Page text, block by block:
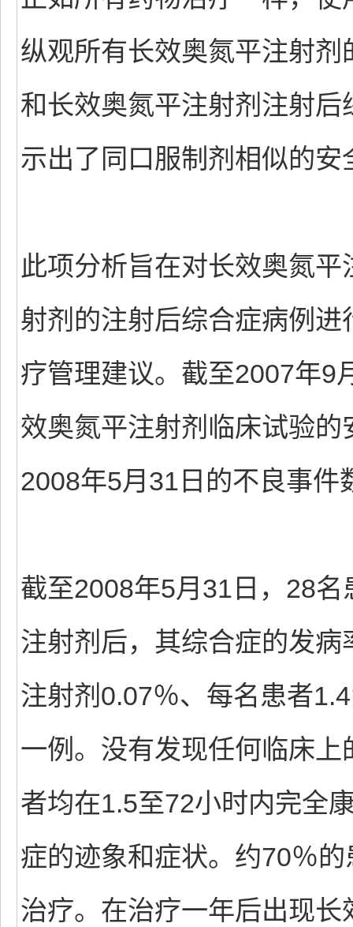
纵观所有长效奥氮平注射
和长效奥氮平注射剂注射
示出了同口服制剂相似的安
此项分析旨在对长效奥氮
射剂的注射后综合症病例
疗管理建议。截至2007年9
效奥氮平注射剂临床试验
2008年5月31日的不良事件
截至2008年5月31日，28
注射剂后，其综合症的发
注射剂0.07％、每名患者
一例。没有发现任何临床
者均在1.5至72小时内完全
症的迹象和症状。约70％
治疗。在治疗一年后出现